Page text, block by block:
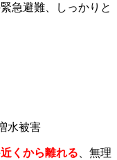
急避難、しっかりと
水被害
近くから離れる 、無理